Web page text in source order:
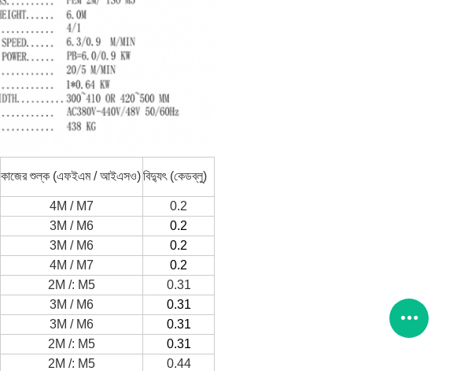
কাজের শুল্ক (এফইএম / আইএসও)বিদ্যুৎ (কেডব্লু)
4M / M7
0.2
3M / M6
0.2
3M / M6
0.2
4M / M7
0.2
2M /: M5
0.31
3M / M6
0.31
3M / M6
0.31
2M /: M5
0.31
2M /: M5
0.44